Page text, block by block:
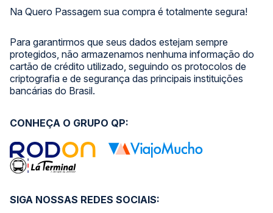
Na Quero Passagem sua compra é totalmente segura!
Para garantirmos que seus dados estejam sempre
protegidos, não armazenamos nenhuma informação do
cartão de crédito utilizado, seguindo os protocolos de
criptografia e de segurança das principais instituições
bancárias do Brasil.
SIGA NOSSAS REDES SOCIAIS:
CONHEÇA O GRUPO QP: